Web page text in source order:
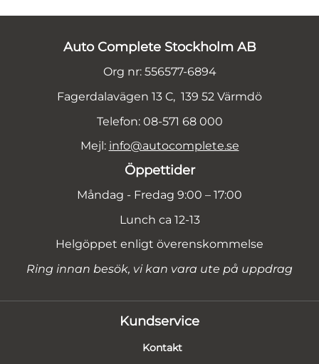
Auto Complete Stockholm AB
Org nr: 556577-6894
Fagerdalavägen 13 C, 139 52 Värmdö
Telefon: 08-571 68 000
Mejl: info@autocomplete.se
Öppettider
Måndag - Fredag 9:00 – 17:00
Lunch ca 12-13
Helgöppet enligt överenskommelse
Ring innan besök, vi kan vara ute på uppdrag
Kundservice
Kontakt